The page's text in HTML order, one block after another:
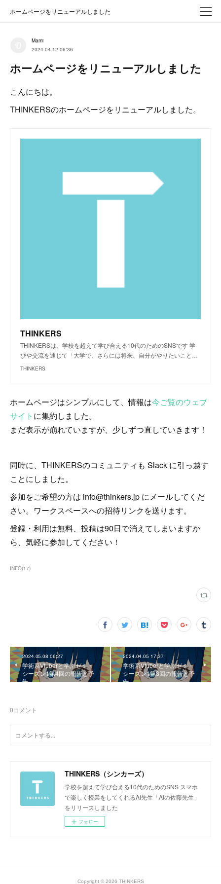
ホームページをリニューアルしました
Mami
2024.04.12 06:36
ホームページをリニューアルしました
こんにちは。
THINKERSのホームページをリニューアルしました。
THINKERS
THINKERSは、学校を超えて学び合える10代のためのSNSです 学
びや交流を通じて「大学で、さらには将来、自分がやりたいこと…
THINKERS
ホームページはシンプルにして、情報は今ご覧のウェブ
サイト に集約しました。
まだ表示が崩れていますが、少しずつ直していきます！
同時に、THINKERSのコミュニティも Slack に引っ越す
ことにしました。
参加をご希望の方は info@thinkers.jp にメールしてくだ
さい。ワークスペースへの招待リンクを送ります。
登録・利用は無料、投稿は90日で消えてしまいますか
ら、気軽に参加してください！
INFO(17)
2024.05.08 06:27
学術系Vtuberと学ぶゼミ・
シーズン1第4回の報告と予
告
2024.04.05 17:37
学術系Vtuberと学ぶゼミ・
シーズン1第3回の報告と予
告
0コメント
THINKERS（シンカーズ）
学校を超えて学び合える10代のためのSNS スマホ
で楽しく授業をしてくれるAI先生「AIの佐藤先生」
をリリースしました
フォロー
Copyright © 2026 THINKERS